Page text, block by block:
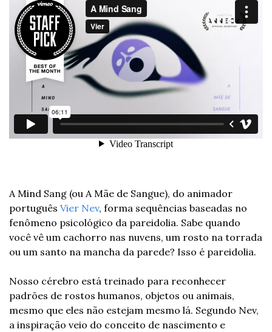
A Mind Sang (ou A Mãe de Sangue), do animador
português Vier Nev, forma sequências baseadas no
fenômeno psicológico da pareidolia. Sabe quando
você vê um cachorro nas nuvens, um rosto na torrada
ou um santo na mancha da parede? Isso é pareidolia.
Nosso cérebro está treinado para reconhecer
padrões de rostos humanos, objetos ou animais,
mesmo que eles não estejam mesmo lá. Segundo Nev,
a inspiração veio do conceito de nascimento e